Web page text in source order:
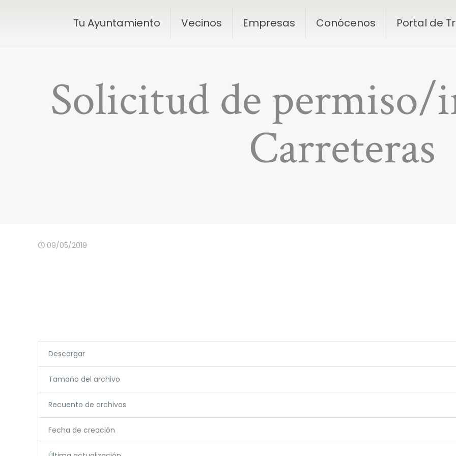
Tu Ayuntamiento Vecinos Empresas Conócenos Portal de
Solicitud de permiso/
Carreteras
09/05/2019
Descargar
Tamaño del archivo
Recuento de archivos
Fecha de creación